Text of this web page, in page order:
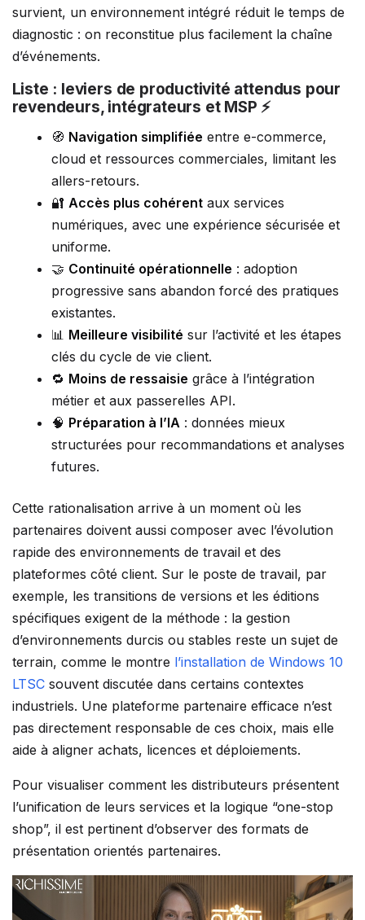
survient, un environnement intégré réduit le temps de
diagnostic : on reconstitue plus facilement la chaîne
d’événements.
Liste : leviers de productivité attendus pour
revendeurs, intégrateurs et MSP ⚡
🧭 Navigation simplifiée entre e-commerce,
cloud et ressources commerciales, limitant les
allers-retours.
🔐 Accès plus cohérentaux services
numériques, avec une expérience sécurisée et
uniforme.
🤝 Continuité opérationnelle : adoption
progressive sans abandon forcé des pratiques
existantes.
📊 Meilleure visibilité sur l’activité et les étapes
clés du cycle de vie client.
🔁 Moins de ressaisie grâce à l’intégration
métier et aux passerelles API.
🧠 Préparation à l’IA : données mieux
structurées pour recommandations et analyses
futures.
Cette rationalisation arrive à un moment où les
partenaires doivent aussi composer avec l’évolution
rapide des environnements de travail et des
plateformes côté client. Sur le poste de travail, par
exemple, les transitions de versions et les éditions
spécifiques exigent de la méthode : la gestion
d’environnements durcis ou stables reste un sujet de
terrain, comme le montre l’installation de Windows 10
LTSCsouvent discutée dans certains contextes
industriels. Une plateforme partenaire efficace n’est
pas directement responsable de ces choix, mais elle
aide à aligner achats, licences et déploiements.
Pour visualiser comment les distributeurs présentent
l’unification de leurs services et la logique “one-stop
shop”, il est pertinent d’observer des formats de
présentation orientés partenaires.